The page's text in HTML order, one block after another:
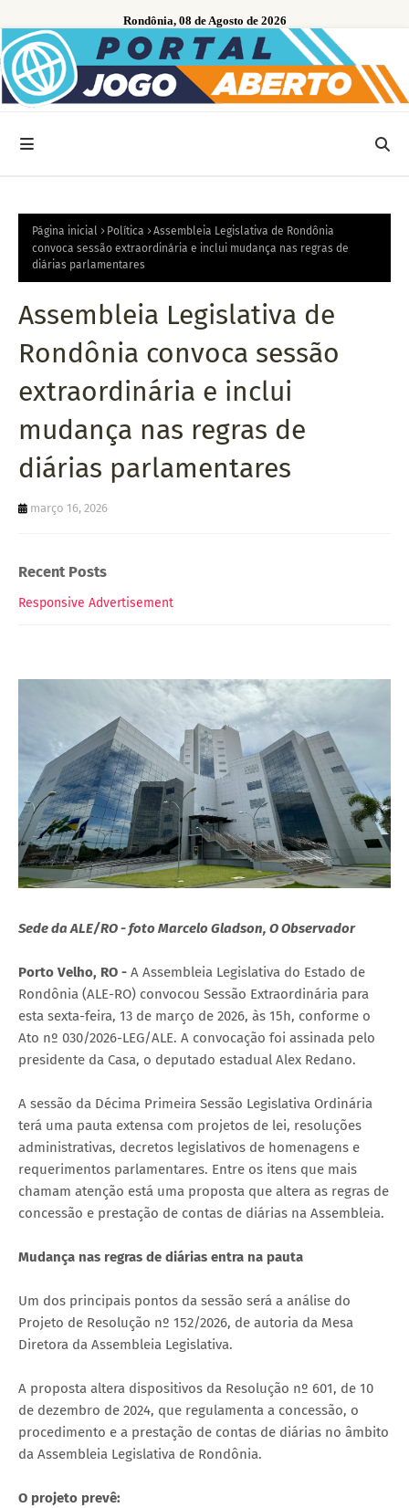
Rondônia, 08 de Agosto de 2026
Página inicial Política
Assembleia Legislativa de Rondônia
convoca sessão extraordinária e inclui mudança nas regras de
diárias parlamentares
Assembleia Legislativa de
Rondônia convoca sessão
extraordinária e inclui
mudança nas regras de
diárias parlamentares
março 16, 2026
Recent Posts
Responsive Advertisement
Sede da ALE/RO - foto Marcelo Gladson, O Observador
Porto Velho, RO - A Assembleia Legislativa do Estado de
Rondônia (ALE-RO) convocou Sessão Extraordinária para
esta sexta-feira, 13 de março de 2026, às 15h, conforme o
Ato nº 030/2026-LEG/ALE. A convocação foi assinada pelo
presidente da Casa, o deputado estadual Alex Redano.
A sessão da Décima Primeira Sessão Legislativa Ordinária
terá uma pauta extensa com projetos de lei, resoluções
administrativas, decretos legislativos de homenagens e
requerimentos parlamentares. Entre os itens que mais
chamam atenção está uma proposta que altera as regras de
concessão e prestação de contas de diárias na Assembleia.
Mudança nas regras de diárias entra na pauta
Um dos principais pontos da sessão será a análise do
Projeto de Resolução nº 152/2026, de autoria da Mesa
Diretora da Assembleia Legislativa.
A proposta altera dispositivos da Resolução nº 601, de 10
de dezembro de 2024, que regulamenta a concessão, o
procedimento e a prestação de contas de diárias no âmbito
da Assembleia Legislativa de Rondônia.
O projeto prevê: